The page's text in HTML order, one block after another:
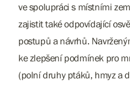
ve spolupráci s místními
zajistit také odpovídající
postupů a návrhů.
ke zlepšení podmínek pro
(polní druhy ptáků, hmyz a